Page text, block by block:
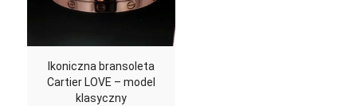
Ikoniczna bransoleta
Cartier LOVE – model
klasyczny